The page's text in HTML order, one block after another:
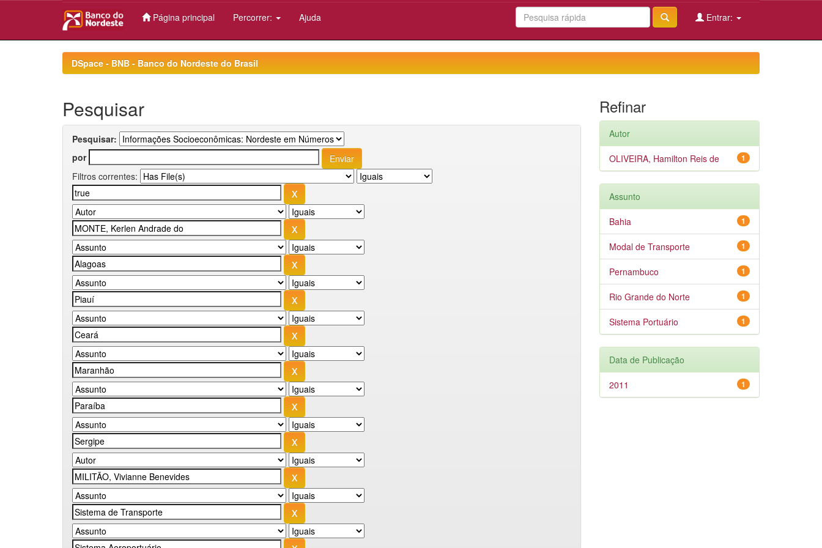
Página principal Percorrer: Ajuda Entrar:
DSpace - BNB - Banco do Nordeste do Brasil
Pesquisar
Pesquisar:
por
Filtros correntes:
Refinar
Autor
1
OLIVEIRA, Hamilton Reis de
Assunto
1
Bahia
1
Modal de Transporte
1
Pernambuco
1
Rio Grande do Norte
1
Sistema Portuário
Data de Publicação
1
2011